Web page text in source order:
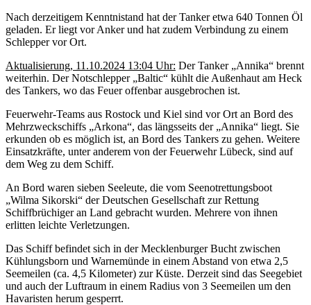
Nach derzeitigem Kenntnistand hat der Tanker etwa 640 Tonnen Öl
geladen. Er liegt vor Anker und hat zudem Verbindung zu einem
Schlepper vor Ort.
Aktualisierung, 11.10.2024 13:04 Uhr: Der Tanker „Annika“ brennt
weiterhin. Der Notschlepper „Baltic“ kühlt die Außenhaut am Heck
des Tankers, wo das Feuer offenbar ausgebrochen ist.
Feuerwehr-Teams aus Rostock und Kiel sind vor Ort an Bord des
Mehrzweckschiffs „Arkona“, das längsseits der „Annika“ liegt. Sie
erkunden ob es möglich ist, an Bord des Tankers zu gehen. Weitere
Einsatzkräfte, unter anderem von der Feuerwehr Lübeck, sind auf
dem Weg zu dem Schiff.
An Bord waren sieben Seeleute, die vom Seenotrettungsboot
„Wilma Sikorski“ der Deutschen Gesellschaft zur Rettung
Schiffbrüchiger an Land gebracht wurden. Mehrere von ihnen
erlitten leichte Verletzungen.
Das Schiff befindet sich in der Mecklenburger Bucht zwischen
Kühlungsborn und Warnemünde in einem Abstand von etwa 2,5
Seemeilen (ca. 4,5 Kilometer) zur Küste. Derzeit sind das Seegebiet
und auch der Luftraum in einem Radius von 3 Seemeilen um den
Havaristen herum gesperrt.